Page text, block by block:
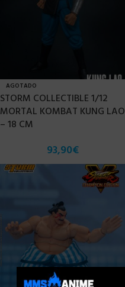
AGOTADO
STORM COLLECTIBLE 1/12
MORTAL KOMBAT KUNG LAO
– 18 CM
93,90€